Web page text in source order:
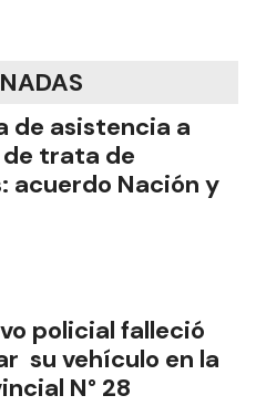
de asistencia a
trata de
acuerdo Nación y
policial falleció
su vehículo en la
N° 28